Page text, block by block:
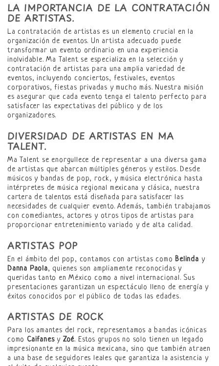
LA IMPORTANCIA DE LA CONTRATACIÓN
DE ARTISTAS.
La contratación de artistas es un elemento crucial en la
organización de eventos. Un artista adecuado puede
transformar un evento ordinario en una experiencia
inolvidable. Ma Talent se especializa en la selección y
contratación de artistas para una amplia variedad de
eventos, incluyendo conciertos, festivales, eventos
corporativos, fiestas privadas y mucho más. Nuestra misión
es asegurar que cada evento tenga el talento perfecto para
satisfacer las expectativas del público y de los
organizadores.
DIVERSIDAD DE ARTISTAS EN MA
TALENT.
Ma Talent se enorgullece de representar a una diversa gama
de artistas que abarcan múltiples géneros y estilos. Desde
músicos y bandas de pop, rock, y música electrónica hasta
intérpretes de música regional mexicana y clásica, nuestra
cartera de talentos está diseñada para satisfacer las
necesidades de cualquier evento. Además, también trabajamos
con comediantes, actores y otros tipos de artistas para
proporcionar entretenimiento variado y de alta calidad.
ARTISTAS POP
En el ámbito del pop, contamos con artistas comoBelinda y
Danna Paola, quienes son ampliamente reconocidas y
queridas tanto en México como a nivel internacional. Sus
presentaciones garantizan un espectáculo lleno de energía y
éxitos conocidos por el público de todas las edades.
ARTISTAS DE ROCK
Para los amantes del rock, representamos a bandas icónicas
como Caifanesy Zoé. Estos grupos no solo tienen un legado
impresionante en la música mexicana, sino que también atraen
a una base de seguidores leales que garantiza la asistencia y